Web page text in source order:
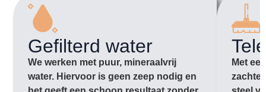
Gefilterd water
We werken met puur, mineraalvrij
water. Hiervoor is geen zeep nodig en
Met
zachte